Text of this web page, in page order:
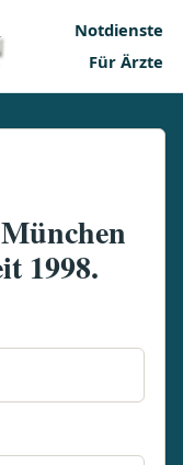
Notdienste
Für Ärzte
1998.